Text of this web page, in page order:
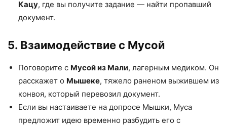
Кацу, где вы получите задание — найти пропавший
документ.
5. Взаимодействие с Мусой
Поговорите с Мусой из Мали, лагерным медиком. Он
расскажет о Мышеке, тяжело раненом выжившем из
конвоя, который перевозил документ.
Если вы настаиваете на допросе Мышки, Муса
предложит идею временно разбудить его с